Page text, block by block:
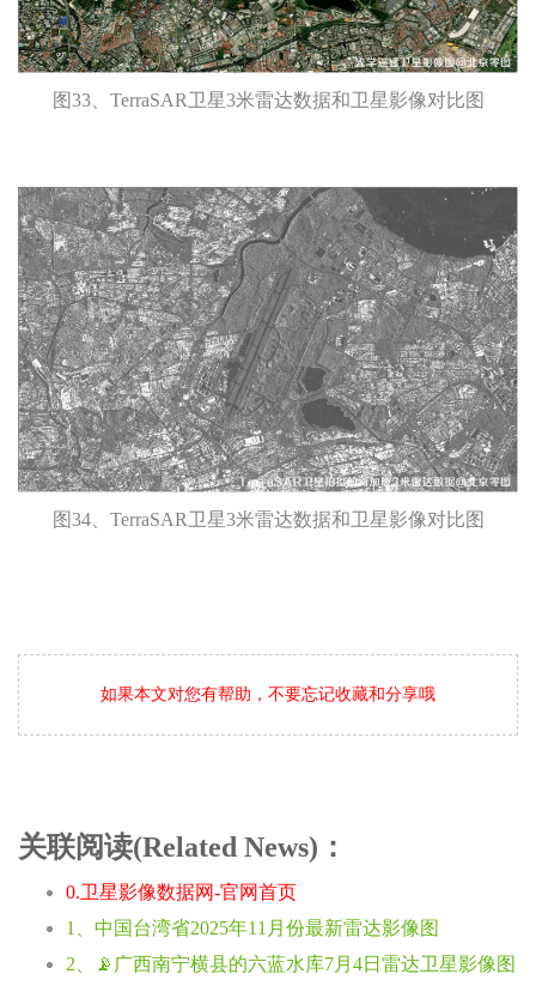
图33、TerraSAR卫星3米雷达数据和卫星影像对比图
图34、TerraSAR卫星3米雷达数据和卫星影像对比图
如果本文对您有帮助，不要忘记收藏和分享哦
关联阅读(Related News)：
0.卫星影像数据网-官网首页
1、中国台湾省2025年11月份最新雷达影像图
2、📡广西南宁横县的六蓝水库7月4日雷达卫星影像图